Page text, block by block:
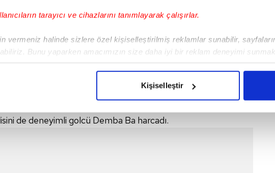
tarayıcı ve cihazlarını tanımlayarak çalışırlar.
vermeniz halinde sizlere özel kişiselleştirilmiş reklamlar sunabilir,
Bunu yaparken amacımızın size daha iyi bir reklam deneyimi
adına elimizden gelen çabayı gösterdiğimizi ve bu noktada,
kullanıcılar, bu çerezlere izin vermedikleri takdirde, kullanıcılara hedefli
hizmet sunabilmek için İnternet Sitemizde kendimize ve üçüncü kişilere
Kişiselleştir
de deneyimli golcü Demba Ba harcadı.